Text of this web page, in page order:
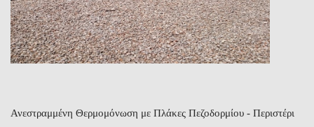
Ανεστραμμένη Θερμομόνωση με Πλάκες Πεζοδορμίου - Περιστέρι